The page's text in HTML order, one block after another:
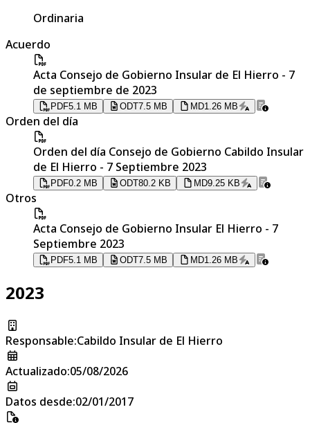
Ordinaria
Acuerdo
Acta Consejo de Gobierno Insular de El Hierro - 7
de septiembre de 2023
PDF5.1 MB ODT7.5 MB MD1.26 MB
Orden del día
Orden del día Consejo de Gobierno Cabildo Insular
de El Hierro - 7 Septiembre 2023
PDF0.2 MB ODT80.2 KB MD9.25 KB
Otros
Acta Consejo de Gobierno Insular El Hierro - 7
Septiembre 2023
PDF5.1 MB ODT7.5 MB MD1.26 MB
2023
Responsable:Cabildo Insular de El Hierro
Actualizado:05/08/2026
Datos desde:02/01/2017